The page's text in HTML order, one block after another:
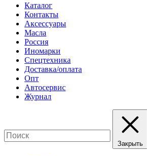
Каталог
Контакты
Аксессуары
Масла
Россия
Иномарки
Спецтехника
Доставка/оплата
Опт
Автосервис
Журнал
Закрыть